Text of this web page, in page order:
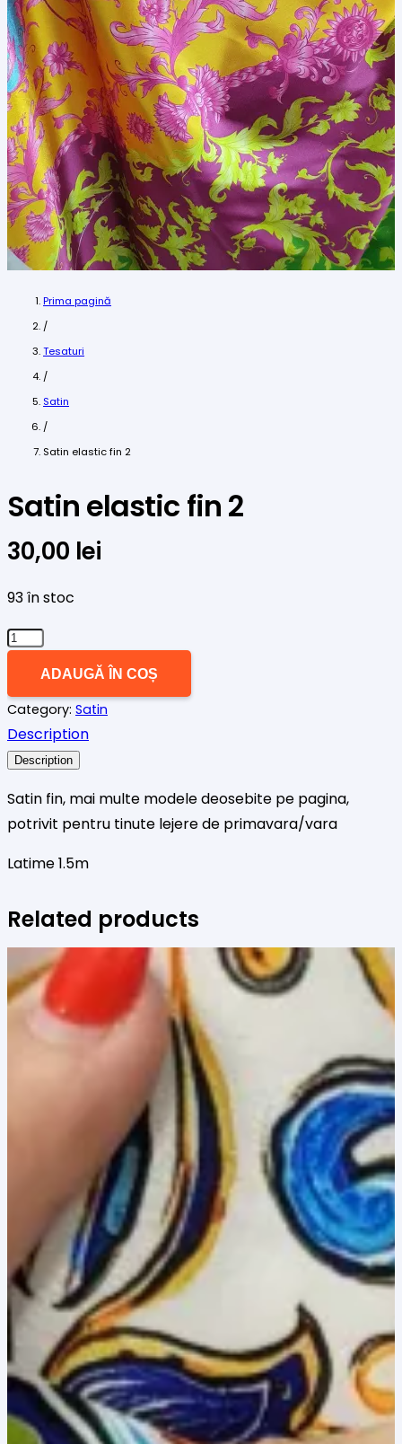
Prima pagină
/
Tesaturi
/
Satin
/
Satin elastic fin 2
Satin elastic fin 2
30,00 lei
93 în stoc
Cantitate
fin
2
ADAUGĂ ÎN COȘ
Category: Satin
Description
Description
Satin fin, mai multe modele deosebite pe pagina,
potrivit pentru tinute lejere de primavara/vara
Latime 1.5m
Related products